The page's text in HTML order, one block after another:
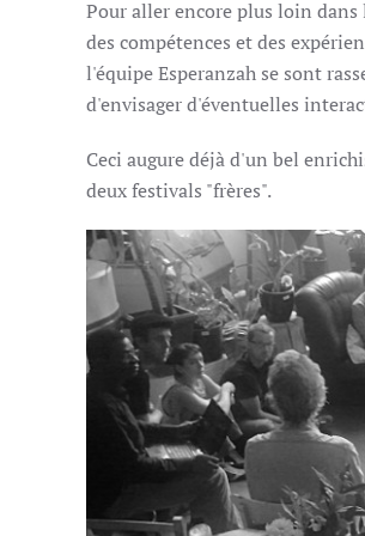
Pour aller encore plus loin
des compétences et des
l'équipe Esperanzah se sont
d'envisager d'éventuelles
Ceci augure déjà d'un bel
deux festivals "frères".